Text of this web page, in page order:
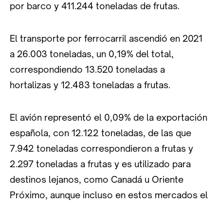
por barco y 411.244 toneladas de frutas.
El transporte por ferrocarril ascendió en 2021
a 26.003 toneladas, un 0,19% del total,
correspondiendo 13.520 toneladas a
hortalizas y 12.483 toneladas a frutas.
El avión representó el 0,09% de la exportación
española, con 12.122 toneladas, de las que
7.942 toneladas correspondieron a frutas y
2.297 toneladas a frutas y es utilizado para
destinos lejanos, como Canadá u Oriente
Próximo, aunque incluso en estos mercados el